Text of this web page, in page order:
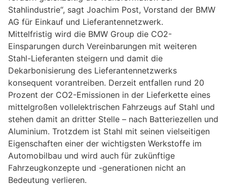
Stahlindustrie“, sagt Joachim Post, Vorstand der BMW
AG für Einkauf und Lieferantennetzwerk.
Mittelfristig wird die BMW Group die CO2-
Einsparungen durch Vereinbarungen mit weiteren
Stahl-Lieferanten steigern und damit die
Dekarbonisierung des Lieferantennetzwerks
konsequent vorantreiben. Derzeit entfallen rund 20
Prozent der CO2-Emissionen in der Lieferkette eines
mittelgroßen vollelektrischen Fahrzeugs auf Stahl und
stehen damit an dritter Stelle – nach Batteriezellen und
Aluminium. Trotzdem ist Stahl mit seinen vielseitigen
Eigenschaften einer der wichtigsten Werkstoffe im
Automobilbau und wird auch für zukünftige
Fahrzeugkonzepte und -generationen nicht an
Bedeutung verlieren.